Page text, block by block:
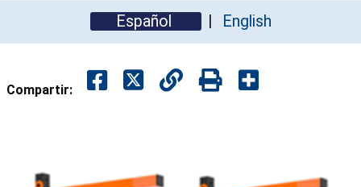
Español English
Compartir: